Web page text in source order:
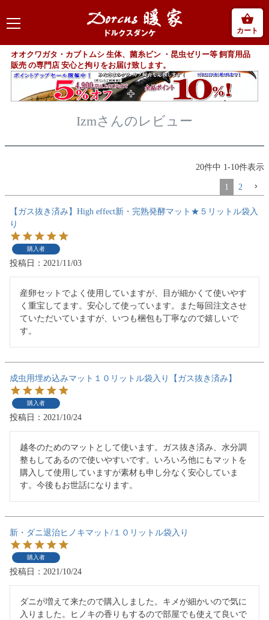
カート
オオクワガタ・カブトムシ 生体、菌糸ビン ・昆虫ゼリー等 飼育用品
販売 の専門店 安心と拘りをお届け致します。
Izmさんのレビュー
20件中 1 -10件表示
1 2
【ガス抜き済み】High effect新・完熟発酵マット★５リットル袋入
り
購入者
投稿日 2021/11/03
産卵セットでよく使用していますが、目が細かくて使いやす
く重宝してます。安心して使っています。また毎回注文させ
ていただいていますが、いつも梱包も丁寧なので嬉しいで
す。
成虫用埋め込みマット１０リットル袋入り【ガス抜き済み】
購入者
投稿日 2021/10/24
越冬のためのマットとして使います。ガス抜き済み、水分調
整もしてあるので使いやすいです。いろいろ他にもマットを
購入して使用していますが素材も申し分なく安心していま
す。今後もお世話になります。
新・ダニ退治ヒノキマット/１０リットル袋入り
購入者
投稿日 2021/10/24
ダニが増えて来たので購入しました。キメが細かいので気に
入りました。ヒノキの香りもするので部屋でも使えて良いで